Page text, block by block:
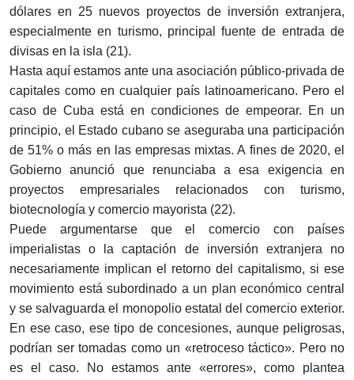
dólares en 25 nuevos proyectos de inversión extranjera,
especialmente en turismo, principal fuente de entrada de
divisas en la isla (21).
Hasta aquí estamos ante una asociación público-privada de
capitales como en cualquier país latinoamericano. Pero el
caso de Cuba está en condiciones de empeorar. En un
principio, el Estado cubano se aseguraba una participación
de 51% o más en las empresas mixtas. A fines de 2020, el
Gobierno anunció que renunciaba a esa exigencia en
proyectos empresariales relacionados con turismo,
biotecnología y comercio mayorista (22).
Puede argumentarse que el comercio con países
imperialistas o la captación de inversión extranjera no
necesariamente implican el retorno del capitalismo, si ese
movimiento está subordinado a un plan económico central
y se salvaguarda el monopolio estatal del comercio exterior.
En ese caso, ese tipo de concesiones, aunque peligrosas,
podrían ser tomadas como un «retroceso táctico». Pero no
es el caso. No estamos ante «errores», como plantea